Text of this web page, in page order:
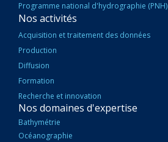
Programme national d'hydrographie (PNH)
Nos activités
Acquisition et traitement des données
Production
Diffusion
Formation
Recherche et innovation
Nos domaines d'expertise
Bathymétrie
Océanographie